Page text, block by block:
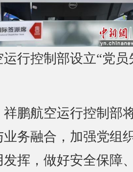
行控制部设立“党员
鹏航空运行控制部
务融合，加强党组
挥，做好安全保障